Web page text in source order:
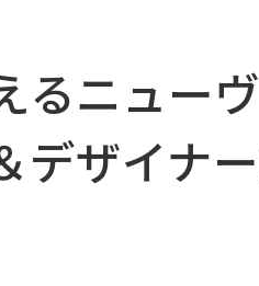
るニュー
デザイナ